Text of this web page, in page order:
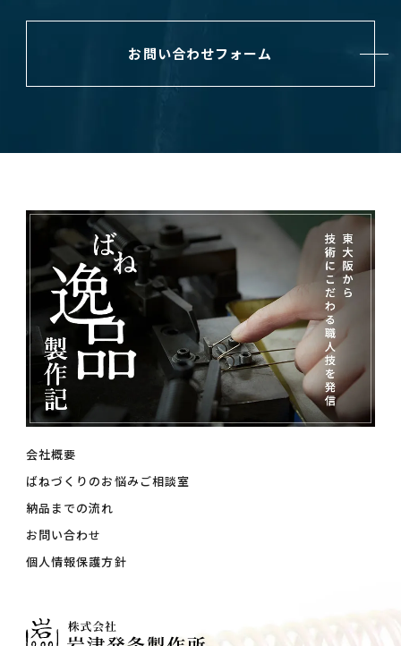
お問い合わせフォーム
会社概要
ばねづくりのお悩みご相談室
納品までの流れ
お問い合わせ
個人情報保護方針